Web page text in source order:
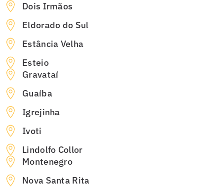
Dois Irmãos
Eldorado do Sul
Estância Velha
Esteio
Gravataí
Guaíba
Igrejinha
Ivoti
Lindolfo Collor
Montenegro
Nova Santa Rita